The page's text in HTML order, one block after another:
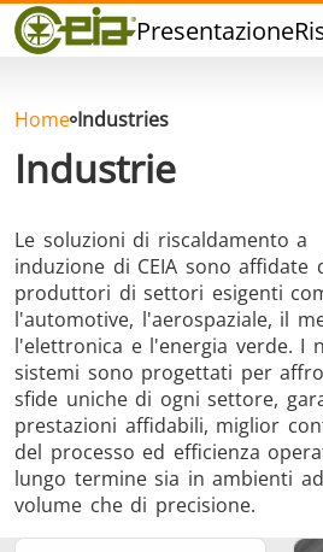
Presentazione
Qualità
Rivenditori
Blog
FAQ
Brasatura ad
Induzione
Brasatura
Cap
Home Industries
Industrie
Le soluzioni di riscaldamento a
induzione di CEIA sono affidate
produttori di settori esigenti
l'automotive, l'aerospaziale, il
l'elettronica e l'energia verde. I
sistemi sono progettati per
sfide uniche di ogni settore,
prestazioni affidabili, miglior
del processo ed efficienza
lungo termine sia in ambienti
volume che di precisione.